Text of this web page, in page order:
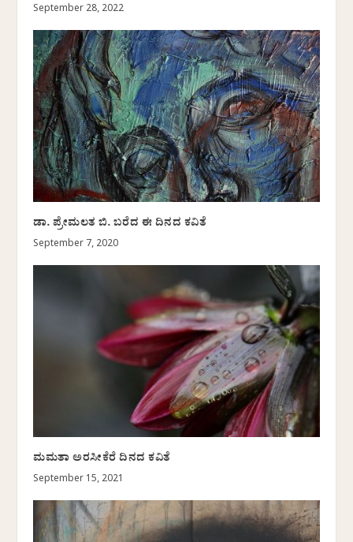
September 28, 2022
ಡಾ. ಪ್ರೇಮಲತ ಬಿ. ಬರೆದ ಈ ದಿನದ ಕವಿತೆ
September 7, 2020
ಮಮತಾ ಅರಸೀಕೆರೆ ದಿನದ ಕವಿತೆ
September 15, 2021